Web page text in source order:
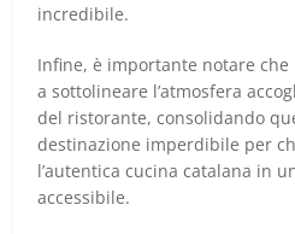
incredibile.
Infine, è importante notare
a sottolineare l’atmosfera
del ristorante, consolidando
destinazione imperdibile per
l’autentica cucina catalana in
accessibile.